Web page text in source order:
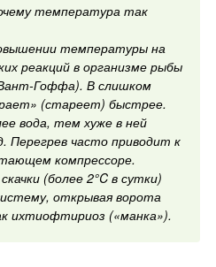
температура так
температуры на
реакций в организме рыбы
Гоффа). В слишком
(стареет) быстрее.
вода, тем хуже в ней
Перегрев часто приводит к
компрессоре.
(более 2°C в сутки)
открывая ворота
ихтиофтириоз («манка»).